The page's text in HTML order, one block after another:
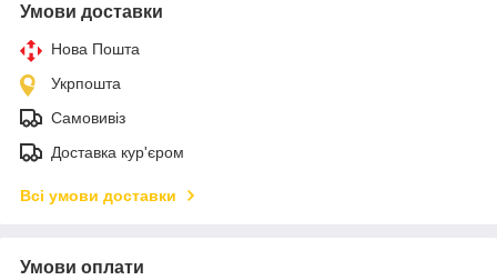
Умови доставки
Нова Пошта
Укрпошта
Самовивіз
Доставка кур'єром
Всі умови доставки
Умови оплати